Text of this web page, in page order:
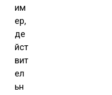
им
ер,
де
йст
вит
ел
ьн